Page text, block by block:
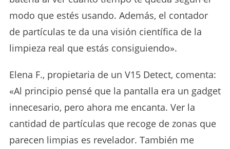
modo que estés usando. Además, el contador
de partículas te da una visión científica de la
limpieza real que estás consiguiendo».
Elena F., propietaria de un V15 Detect, comenta:
«Al principio pensé que la pantalla era un gadget
innecesario, pero ahora me encanta. Ver la
cantidad de partículas que recoge de zonas que
parecen limpias es revelador. También me